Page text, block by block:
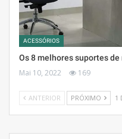
ACESSÓRIOS
Os 8 melhores suportes
Mai 10, 2022 169
ANTERIOR PRÓXIMO 1